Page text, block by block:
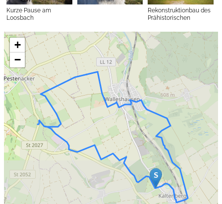
Kurze Pause am
Loosbach
Rekonstruktionbau des
Prähistorischen
Pestenacker
+
−